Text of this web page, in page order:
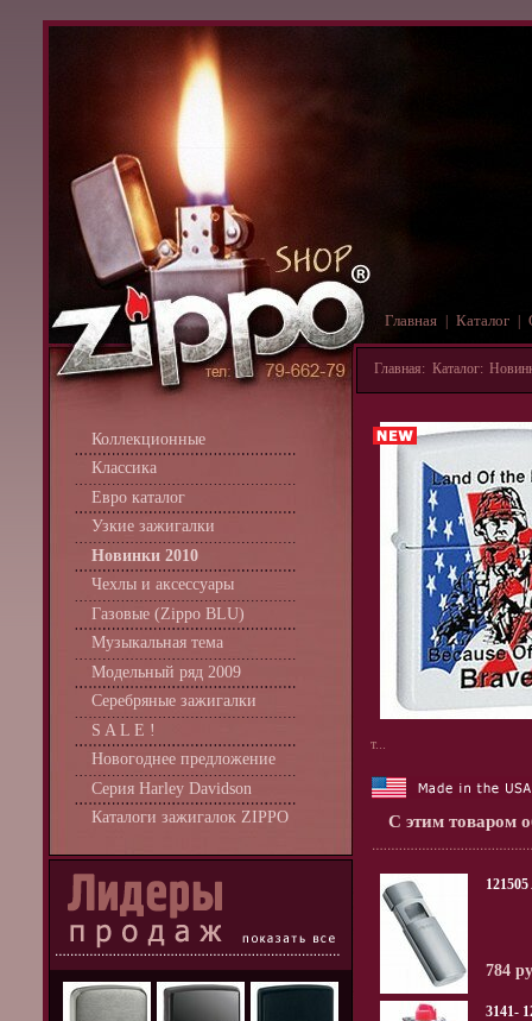
Главная Каталог
Коллекционные
Классика
Евро каталог
Узкие зажигалки
Новинки 2010
Чехлы и аксессуары
Газовые (Zippo BLU)
Музыкальная тема
Модельный ряд 2009
Серебряные зажигалки
S A L E !
Новогоднее предложение
Серия Harley Davidson
Каталоги зажигалок ZIPPO
Главная: Каталог:
т...
С этим товаром
784
3141-